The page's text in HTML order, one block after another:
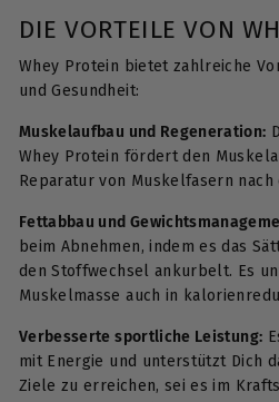
DIE VORTEILE VON
Whey Protein bietet zahlreiche
und Gesundheit:
Muskelaufbau und Regeneration:
Whey Protein fördert den
Reparatur von Muskelfasern nach
Fettabbau und
beim Abnehmen, indem es das
den Stoffwechsel ankurbelt. Es
Muskelmasse auch in
Verbesserte sportliche Leistung:
mit Energie und unterstützt Dich
Ziele zu erreichen, sei es im